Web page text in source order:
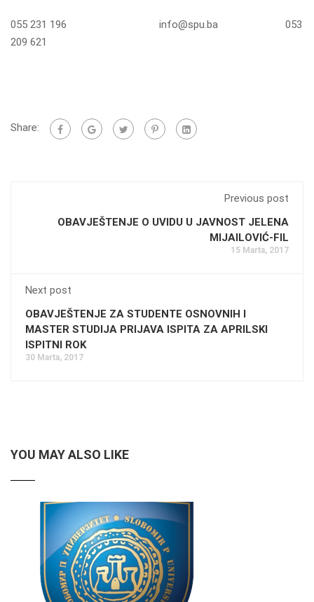
055 231 196 info@spu.ba 053
209 621
Share:
Previous post
OBAVJEŠTENJE O UVIDU U JAVNOST JELENA
MIJAILOVIĆ-FIL
15 Marta, 2017
Next post
OBAVJEŠTENJE ZA STUDENTE OSNOVNIH I
MASTER STUDIJA PRIJAVA ISPITA ZA APRILSKI
ISPITNI ROK
30 Marta, 2017
YOU MAY ALSO LIKE